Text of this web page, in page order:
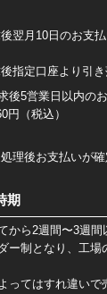
翌月10日のお支
指定口座より引
後5営業日以内の
円（税込）
理後お支払いが確
期
から2週間〜3週間
ー制となり、工場
ってはすれ違い